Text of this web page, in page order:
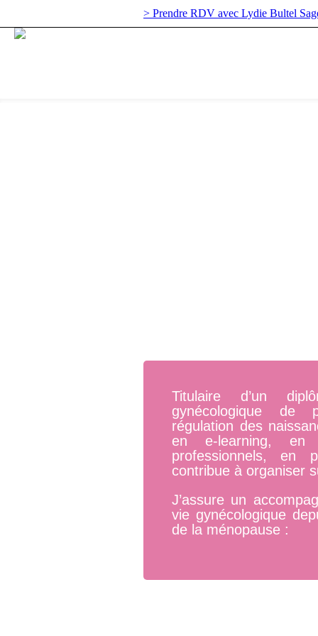
> Prendre RDV avec Lydie Bultel
Titulaire d’un
gynécologique de
régulation des
en e-learning, en
professionnels, en
contribue à organiser
J’assure un
vie gynécologique
de la ménopause :